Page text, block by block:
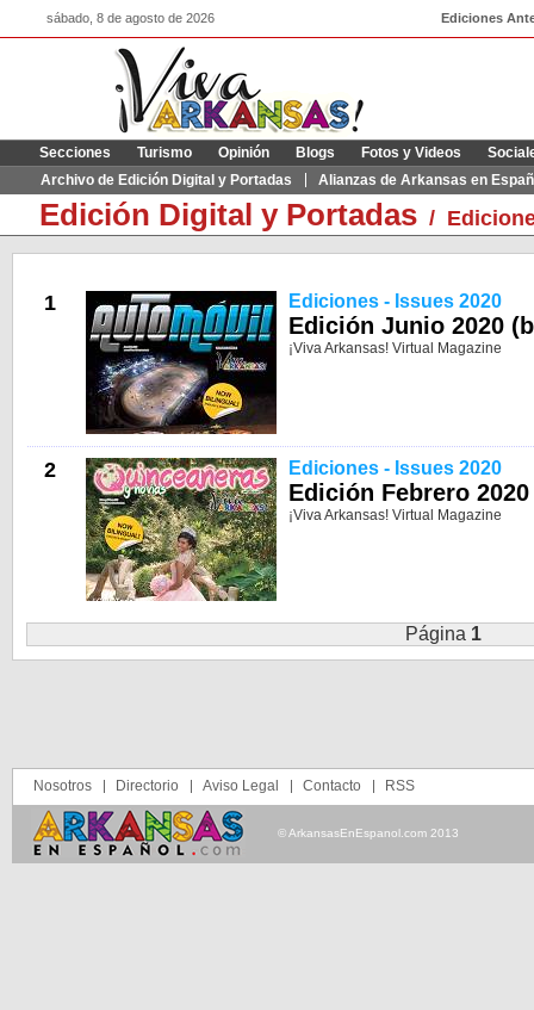
sábado, 8 de agosto de 2026 Ediciones
Secciones Turismo Opinión Blogs Fotos y Videos
Archivo de Edición Digital y Portadas
Alianzas de Arkansas en
Edición Digital y Portadas /
1 Ediciones - Issues 2020
Edición Junio 2020
¡Viva Arkansas! Virtual Magazine
2 Ediciones - Issues 2020
Edición Febrero
¡Viva Arkansas! Virtual Magazine
Página 1
Nosotros Directorio Aviso Legal Contacto RSS
© ArkansasEnEspanol.com 2013